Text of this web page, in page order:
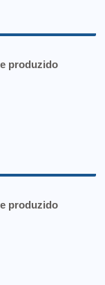
produzido
produzido